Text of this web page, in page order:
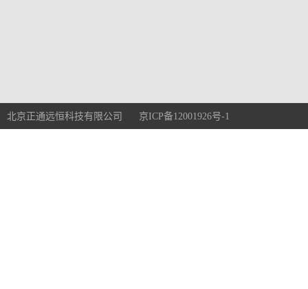
北京正通远恒科技有限公司 京ICP备12001926号-1